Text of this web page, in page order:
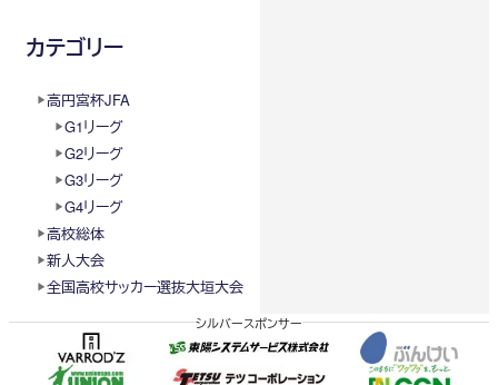
カテゴリー
高円宮杯JFA
G1リーグ
G2リーグ
G3リーグ
G4リーグ
高校総体
新人大会
全国高校サッカー選抜大垣大会
シルバースポンサー